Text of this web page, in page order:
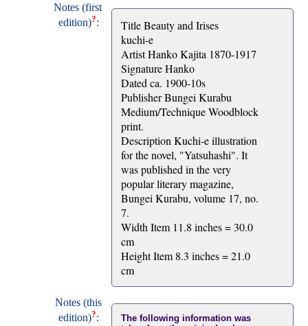
Notes (first
edition)?:
Title Beauty and Irises
kuchi-e
Artist Hanko Kajita 1870-1917
Signature Hanko
Dated ca. 1900-10s
Publisher Bungei Kurabu
Medium/Technique Woodblock
print.
Description Kuchi-e illustration
for the novel, "Yatsuhashi". It
was published in the very
popular literary magazine,
Bungei Kurabu, volume 17, no.
7.
Width Item 11.8 inches = 30.0
cm
Height Item 8.3 inches = 21.0
cm
Notes (this
edition)?:
The following information was